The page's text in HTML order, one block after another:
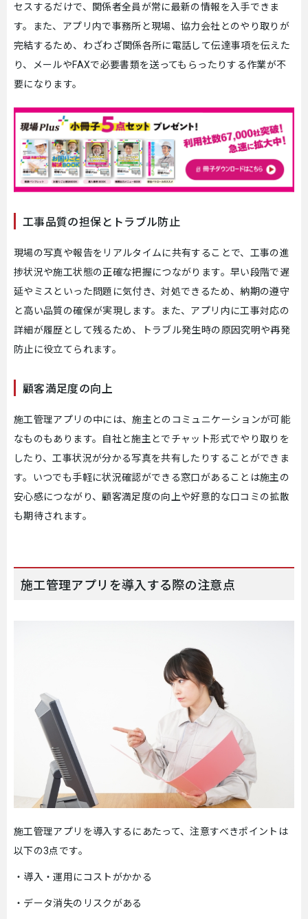
セスするだけで、関係者全員が常に最新の情報を入手できま
す。また、アプリ内で事務所と現場、協力会社とのやり取りが
完結するため、わざわざ関係各所に電話して伝達事項を伝えた
り、メールやFAXで必要書類を送ってもらったりする作業が不
要になります。
工事品質の担保とトラブル防止
現場の写真や報告をリアルタイムに共有することで、工事の進
捗状況や施工状態の正確な把握につながります。早い段階で遅
延やミスといった問題に気付き、対処できるため、納期の遵守
と高い品質の確保が実現します。また、アプリ内に工事対応の
詳細が履歴として残るため、トラブル発生時の原因究明や再発
防止に役立てられます。
顧客満足度の向上
施工管理アプリの中には、施主とのコミュニケーションが可能
なものもあります。自社と施主とでチャット形式でやり取りを
したり、工事状況が分かる写真を共有したりすることができま
す。いつでも手軽に状況確認ができる窓口があることは施主の
安心感につながり、顧客満足度の向上や好意的な口コミの拡散
も期待されます。
施工管理アプリを導入する際の注意点
施工管理アプリを導入するにあたって、注意すべきポイントは
以下の3点です。
・導入・運用にコストがかかる
・データ消失のリスクがある